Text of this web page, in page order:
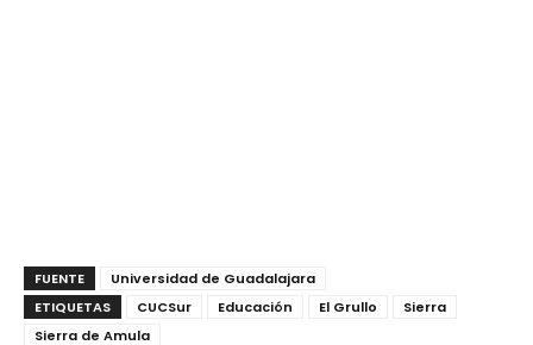
FUENTE
Universidad de Guadalajara
ETIQUETAS
CUCSur Educación El Grullo
Sierra
Sierra de Amula